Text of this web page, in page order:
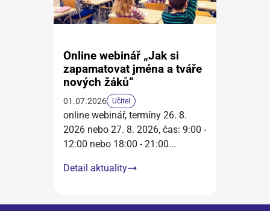
Online webinář „Jak si
zapamatovat jména a tváře
nových žáků“
01.07.2026 Učitel
online webinář, termíny 26. 8.
2026 nebo 27. 8. 2026, čas: 9:00 -
12:00 nebo 18:00 - 21:00...
Detail aktuality